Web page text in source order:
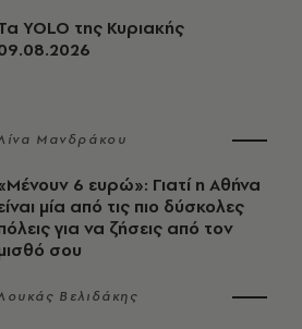
YOLO της Κυριακής
Μανδράκου
6 ευρώ»: Γιατί η Αθήνα
μία από τις πιο δύσκολες
για να ζήσεις από τον
σου
Βελιδάκης